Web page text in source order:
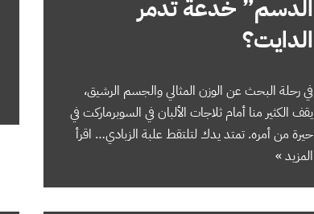
الدسم” خدعة تدمر
الدايت؟
في رحلة البحث عن الوزن المثالي والجسم الرشيق،
يقف الكثير منا أمام ثلاجات الألبان في السوبرماركت في
حيرة من أمره. تمتد يدك لتلتقط علبة الزبادي… اقرأ
المزيد »